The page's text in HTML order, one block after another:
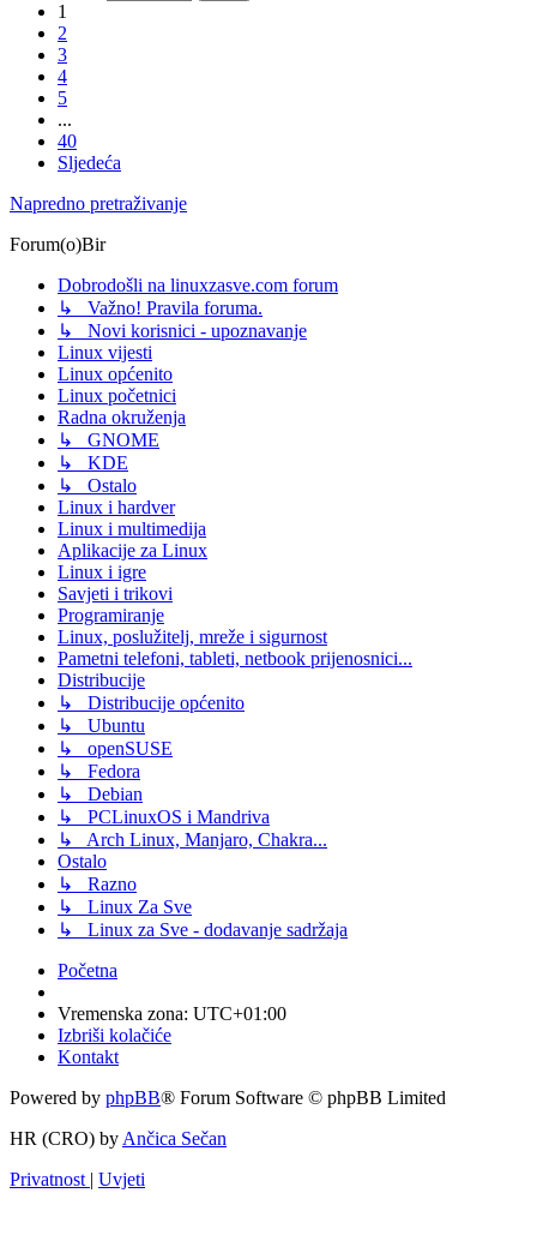
1
2
3
4
5
...
40
Sljedeća
Napredno pretraživanje
Forum(o)Bir
Dobrodošli na linuxzasve.com forum
↳ Važno! Pravila foruma.
↳ Novi korisnici - upoznavanje
Linux vijesti
Linux općenito
Linux početnici
Radna okruženja
↳ GNOME
↳ KDE
↳ Ostalo
Linux i hardver
Linux i multimedija
Aplikacije za Linux
Linux i igre
Savjeti i trikovi
Programiranje
Linux, poslužitelj, mreže i sigurnost
Pametni telefoni, tableti, netbook prijenosnici...
Distribucije
↳ Distribucije općenito
↳ Ubuntu
↳ openSUSE
↳ Fedora
↳ Debian
↳ PCLinuxOS i Mandriva
↳ Arch Linux, Manjaro, Chakra...
Ostalo
↳ Razno
↳ Linux Za Sve
↳ Linux za Sve - dodavanje sadržaja
Početna
Vremenska zona: UTC+01:00
Izbriši kolačiće
Kontakt
Powered by phpBB® Forum Software © phpBB Limited
HR (CRO) byAnčica Sečan
Privatnost
Uvjeti